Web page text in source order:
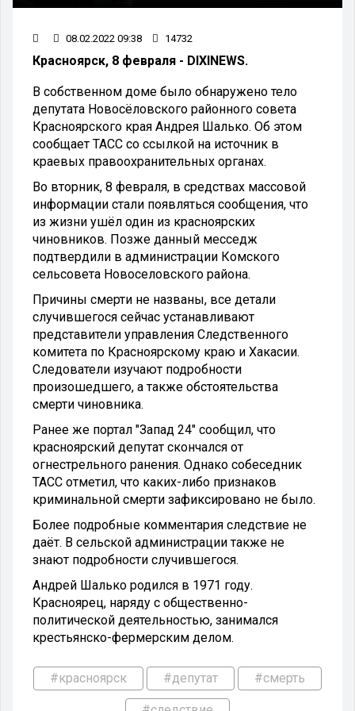
08.02.2022 09:38 14732
Красноярск, 8 февраля - DIXINEWS.
В собственном доме было обнаружено тело
депутата Новосёловского районного совета
Красноярского края Андрея Шалько. Об этом
сообщает ТАСС со ссылкой на источник в
краевых правоохранительных органах.
Во вторник, 8 февраля, в средствах массовой
информации стали появляться сообщения, что
из жизни ушёл один из красноярских
чиновников. Позже данный месседж
подтвердили в администрации Комского
сельсовета Новоселовского района.
Причины смерти не названы, все детали
случившегося сейчас устанавливают
представители управления Следственного
комитета по Красноярскому краю и Хакасии.
Следователи изучают подробности
произошедшего, а также обстоятельства
смерти чиновника.
Ранее же портал "Запад 24" сообщил, что
красноярский депутат скончался от
огнестрельного ранения. Однако собеседник
ТАСС отметил, что каких-либо признаков
криминальной смерти зафиксировано не было.
Более подробные комментария следствие не
даёт. В сельской администрации также не
знают подробности случившегося.
Андрей Шалько родился в 1971 году.
Красноярец, наряду с общественно-
политической деятельностью, занимался
крестьянско-фермерским делом.
#красноярск #депутат #смерть